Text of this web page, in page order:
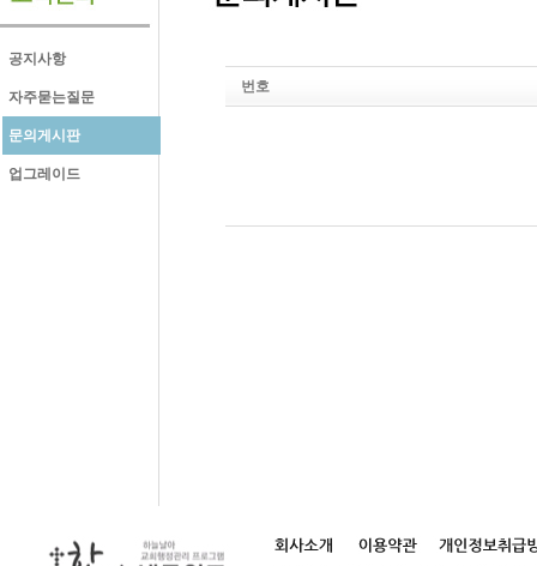
공지사항
자주묻는질문
문의게시판
업그레이드
번호